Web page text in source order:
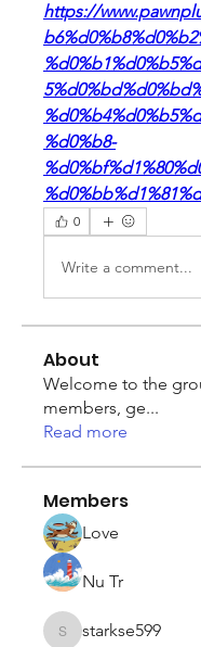
https://
%d0%b8-
0
Write a comment...
About
Welcome to the
members, ge...
Read more
Members
Love
Nu Tr
starkse599
starkse599